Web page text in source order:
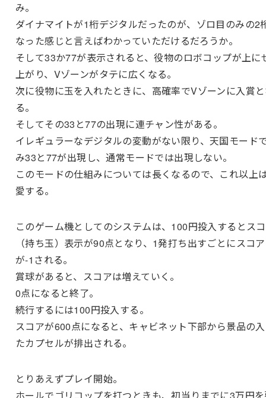
み。
ダイナマイトが1桁デジタルだったのが、ゾロ目のみの2
なった感じと言えばわかっていただけるだろうか。
そして33か77が表示されると、役物のロボコップが上に
上がり、Vゾーンがタテに広くなる。
次に役物に玉を入れたときに、高確率でVゾーンに入賞
る。
そしてその33と77の出現に連チャン性がある。
イレギュラーなデジタルの変動がない限り、天国モード
み33と77が出現し、通常モードでは出現しない。
このモードの仕組みについては長くなるので、これ以上
愛する。
このゲーム機としてのシステムは、100円投入するとス
（持ち玉）表示が90点となり、1発打ち出すごとにスコア
が-1される。
賞球があると、スコアは増えていく。
0点になると終了。
続行するには100円投入する。
スコアが600点になると、キャビネット下部から景品の
たカプセルが排出される。
とりあえずプレイ開始。